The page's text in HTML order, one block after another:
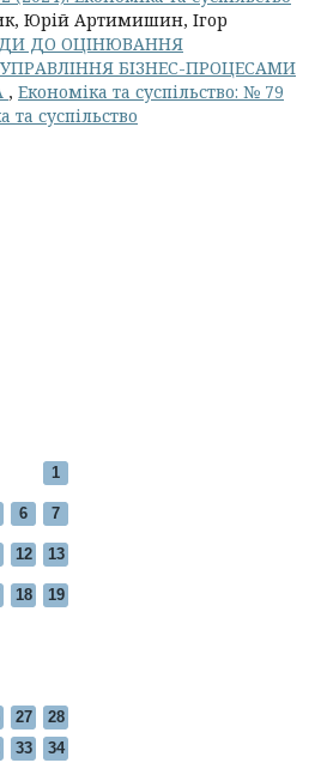
Юрій Артимишин, Ігор
ДО ОЦІНЮВАННЯ
БІЗНЕС-ПРОЦЕСАМИ
, Економіка та суспільство: № 79
та суспільство
1
6 7
12 13
18 19
27
28
33 34